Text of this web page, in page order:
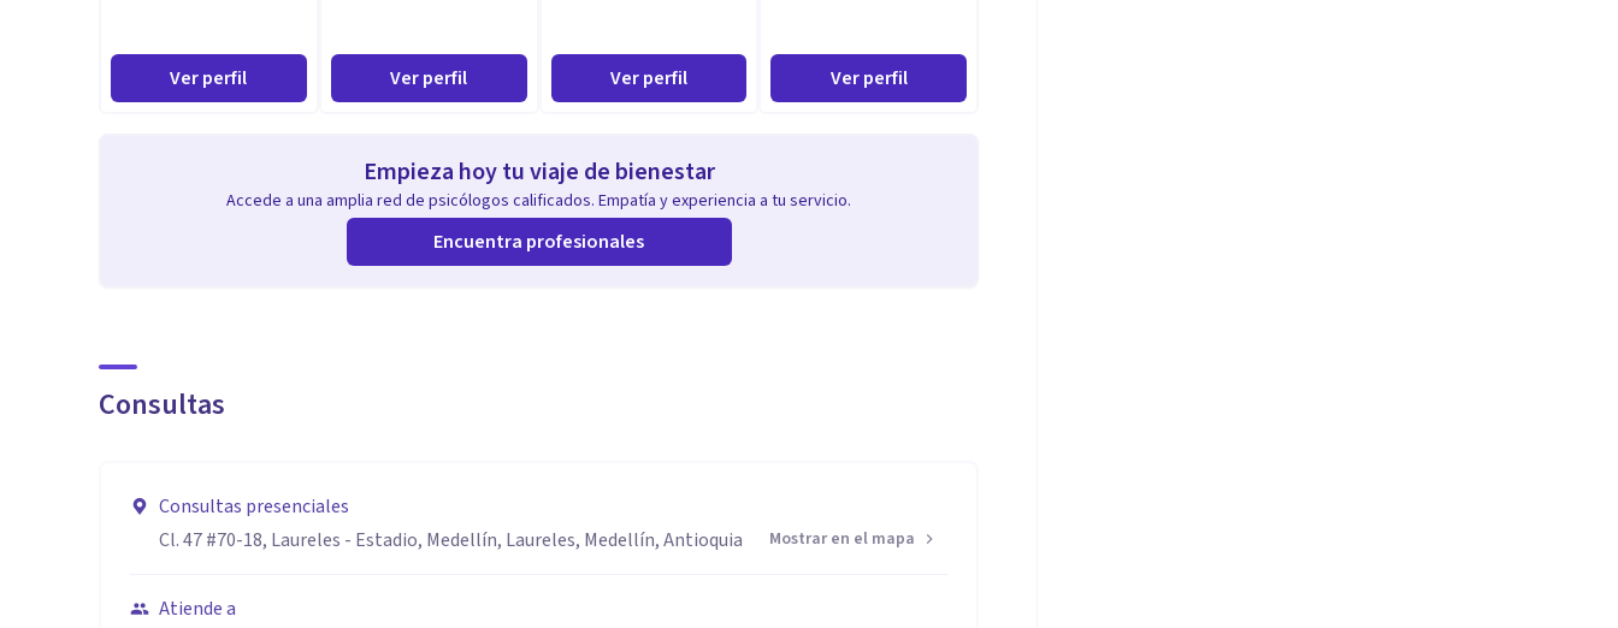
✓ Precisan de acompañamiento para aprender a estar tranquilo.
Te acompañaré a cuidar de tu SALUD MENTAL.
Especialidad
Aptitudes
Ver perfil Ver perfil Ver perfil Ver perfil
Empieza hoy tu viaje de bienestar
Accede a una amplia red de psicólogos calificados. Empatía y experiencia a tu servicio.
Encuentra profesionales
Consultas
Consultas presenciales
Cl. 47 #70-18, Laureles - Estadio, Medellín, Laureles, Medellín, Antioquia
Mostrar en el mapa
Atiende a